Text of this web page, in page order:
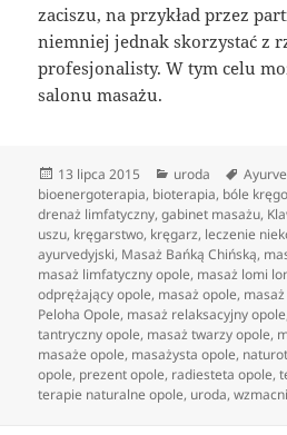
zaciszu, na przykład przez
niemniej jednak skorzystać z
profesjonalisty. W tym celu
salonu masażu.
Data
publikacji
13 lipca 2015 Kategorie
uroda Tagi
bioenergoterapia, bioterapia, bóle
drenaż limfatyczny,gabinet masażu,
uszu, kręgarstwo, kręgarz, leczenie
ayurvedyjski, Masaż Bańką Chińską,
masaż limfatyczny opole, masaż lomi
odprężający opole, masaż opole,
Peloha Opole, masaż relaksacyjny opole
tantryczny opole, masaż twarzy opole,
masaże opole, masażysta opole,
opole, prezent opole, radiesteta opole,
terapie naturalne opole, uroda,